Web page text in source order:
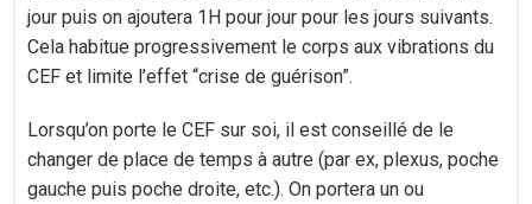
jour puis on ajoutera 1H pour jour pour les jours suivants.
Cela habitue progressivement le corps aux vibrations du
CEF et limite l’effet “crise de guérison”.
Lorsqu’on porte le CEF sur soi, il est conseillé de le
changer de place de temps à autre (par ex, plexus, poche
gauche puis poche droite, etc.). On portera un ou